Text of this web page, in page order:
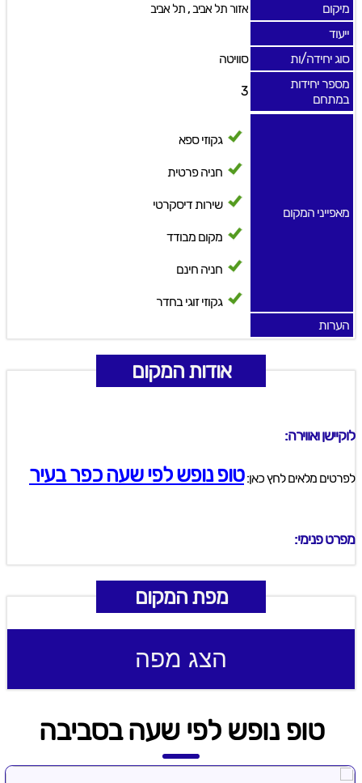
מיקום אזור תל אביב, תל אביב
ייעוד
סוג יחידה/ות
סוויטה
מספר יחידות
במתחם
3
מאפייני המקום
גקוזי ספא
חניה פרטית
שירות דיסקרטי
מקום מבודד
חניה חינם
גקוזי זוגי בחדר
הערות
אודות המקום
לוקיישן ואווירה:
לפרטים מלאים לחץ כאן:טופ נופש לפי שעה כפר בעיר
מפרט פנימי:
מפת המקום
הצג מפה
טופ נופש לפי שעה בסביבה